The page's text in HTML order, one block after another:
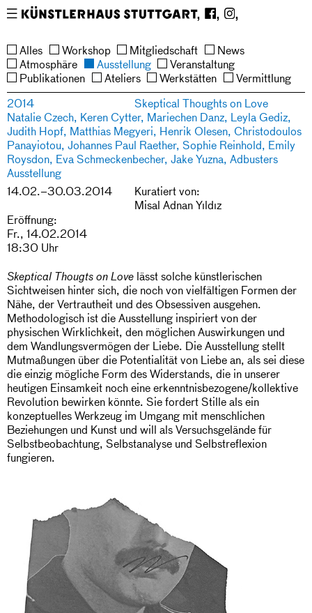
4b
Fr–
So
14–
18
Uhr
617
652
Stipendiat*innen
Vermittlung
Shop
Restaurant
Über uns
Satzung
Geschichte
Team
Ausschreibungen
Vermietung
Newsletter
Presse
Impressum
Datenschutz
De
En
Alles Workshop Mitgliedschaft
News
Atmosphäre
Ausstellung
Veranstaltung
Publikationen
Ateliers Werkstätten
Vermittlung
2014
Skeptical Thoughts on Love
Natalie Czech, Keren Cytter, Mariechen Danz, Leyla Gediz,
Judith Hopf, Matthias Megyeri, Henrik Olesen, Christodoulos
Panayiotou, Johannes Paul Raether, Sophie Reinhold, Emily
Roysdon, Eva Schmeckenbecher, Jake Yuzna, Adbusters
Ausstellung
14.02.–30.03.2014
Eröffnung:
Fr., 14.02.2014
18:30 Uhr
Kuratiert von:
Misal Adnan Yıldız
Skeptical Thougts on Love lässt solche künstlerischen
Sichtweisen hinter sich, die noch von vielfältigen Formen der
Nähe, der Vertrautheit und des Obsessiven ausgehen.
Methodologisch ist die Ausstellung inspiriert von der
physischen Wirklichkeit, den möglichen Auswirkungen und
dem Wandlungsvermögen der Liebe. Die Ausstellung stellt
Mutmaßungen über die Potentialität von Liebe an, als sei diese
die einzig mögliche Form des Widerstands, die in unserer
heutigen Einsamkeit noch eine erkenntnisbezogene/kollektive
Revolution bewirken könnte. Sie fordert Stille als ein
konzeptuelles Werkzeug im Umgang mit menschlichen
Beziehungen und Kunst und will als Versuchsgelände für
Selbstbeobachtung, Selbstanalyse und Selbstreflexion
fungieren.